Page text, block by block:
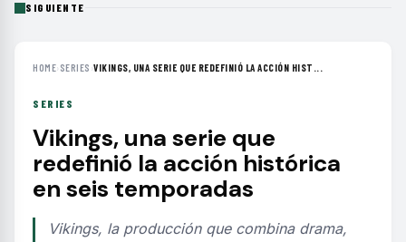
SIGUIENTE
HOME› SERIES ›VIKINGS, UNA SERIE QUE REDEFINIÓ LA ACCIÓN HIST...
SERIES
Vikings, una serie que
redefinió la acción histórica
en seis temporadas
Vikings, la producción que combina drama,